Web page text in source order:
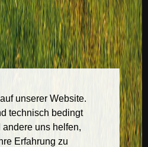
unserer Website.
technisch bedingt
uns helfen,
Erfahrung zu